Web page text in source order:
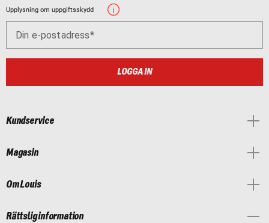
Upplysning om uppgiftsskydd
Din e-postadress
LOGGA IN
Kundservice
Magasin
Om Louis
Rättslig information